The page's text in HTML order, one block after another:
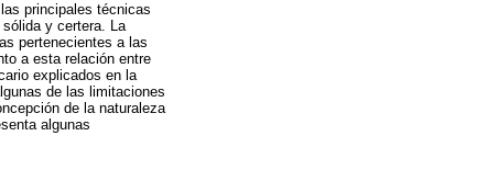
principales técnicas
y certera. La
pertenecientes a las
a esta relación entre
explicados en la
de las limitaciones
de la naturaleza
algunas